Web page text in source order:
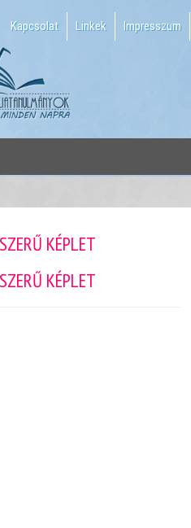
Kapcsolat Linkek Impresszum
KÉPLET
KÉPLET